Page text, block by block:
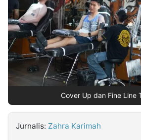
Insight
NTB
Suara
Time
Lens
IDN
Daily
Jogja
Jalan
Rakyat
Idealita
News
Kita
Notice
Radar
Baru
Seedbacklink
Follow
Kabarbaru
Cover Up dan Fine Line
Jurnalis: Zahra Karimah